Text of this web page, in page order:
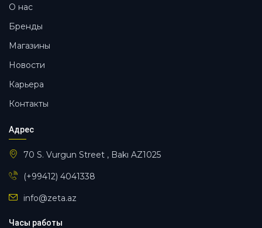
О нас
Бренды
Магазины
Новости
Карьера
Контакты
Адрес
70 S. Vurgun Street , Bakı AZ1025
(+99412) 4041338
info@zeta.az
Часы работы